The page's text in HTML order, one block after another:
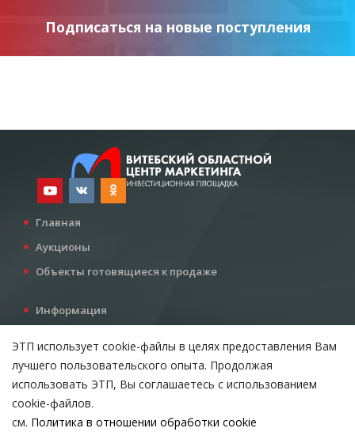
Подписаться на новые поступления
Главная
Аукционы
Объекты готовящиеся к продаже
Информация
Все для инвестора
Контакты
Возникли вопросы?
ЭТП использует cookie-файлы в целях предоставления Вам
лучшего пользовательского опыта. Продолжая
использовать ЭТП, Вы соглашаетесь с использованием
cookie-файлов.
см. Политика в отношении обработки cookie